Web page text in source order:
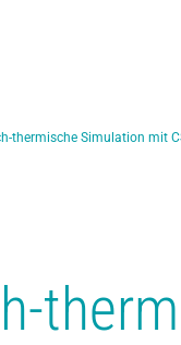
thermische Simulation mit